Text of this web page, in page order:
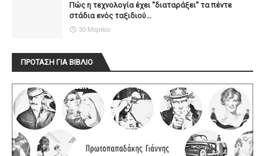
Πώς η τεχνολογία έχει ''διαταράξει'' τα πέντε
στάδια ενός ταξιδιού...
30 Μαρτίου
ΠΡΟΤΑΣΗ ΓΙΑ ΒΙΒΛΙΟ